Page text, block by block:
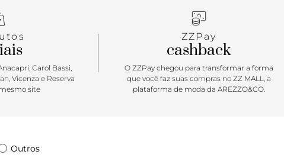
Carol Bassi,
Vicenza e Reserva
site
ZZPay
cashback
O ZZPay chegou para transformar a forma
que você faz suas compras no ZZ MALL, a
plataforma de moda da AREZZO&CO.
Outros